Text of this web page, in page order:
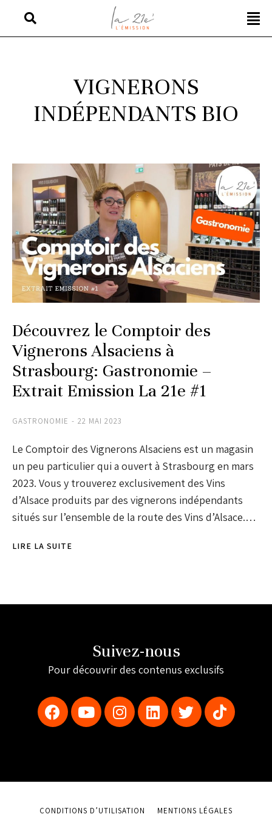
VIGNERONS
INDÉPENDANTS BIO
Découvrez le Comptoir des
Vignerons Alsaciens à
Strasbourg: Gastronomie –
Extrait Emission La 21e #1
GASTRONOMIE 22 MAI 2023
Le Comptoir des Vignerons Alsaciens est un magasin
un peu particulier qui a ouvert à Strasbourg en mars
2023. Vous y trouverez exclusivement des Vins
d’Alsace produits par des vignerons indépendants
situés sur l’ensemble de la route des Vins d’Alsace.…
LIRE LA SUITE
Suivez-nous
Pour découvrir des contenus exclusifs
CONDITIONS D’UTILISATION MENTIONS LÉGALES